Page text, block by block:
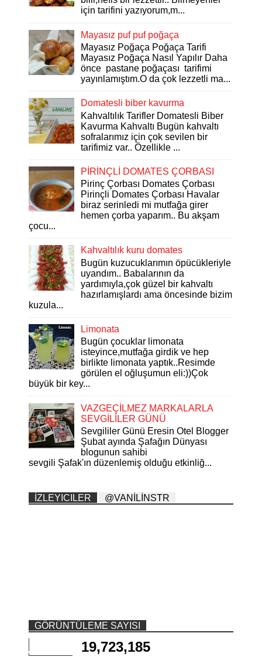
için tarifini yazıyorum,m...
Mayasız puf puf poğaça
Mayasız Poğaça Poğaça Tarifi
Mayasız Poğaça Nasıl Yapılır Daha
önce pastane poğaçası tarifimi
yayınlamıştım.O da çok lezzetli ma...
Domatesli biber kavurma
Kahvaltılık Tarifler Domatesli Biber
Kavurma Kahvaltı Bugün kahvaltı
sofralarımız için çok sevilen bir
tarifimiz var.. Özellikle ...
PİRİNÇLİ DOMATES ÇORBASI
Pirinç Çorbası Domates Çorbası
Pirinçli Domates Çorbası Havalar
biraz serinledi mi mutfağa girer
hemen çorba yaparım.. Bu akşam
çocu...
Kahvaltılık kuru domates
Bugün kuzucuklarımın öpücükleriyle
uyandım.. Babalarının da
yardımıyla,çok güzel bir kahvaltı
hazırlamışlardı ama öncesinde bizim
kuzula...
Limonata
Bugün çocuklar limonata
isteyince,mutfağa girdik ve hep
birlikte limonata yaptık..Resimde
görülen el oğluşumun eli:))Çok
büyük bir key...
VAZGEÇİLMEZ MARKALARLA
SEVGİLİLER GÜNÜ
Sevgililer Günü Eresin Otel Blogger
Şubat ayında Şafağın Dünyası
blogunun sahibi
sevgili Şafak'ın düzenlemiş olduğu etkinliğ...
İZLEYICILER @VANİLİNSTR
GÖRÜNTÜLEME SAYISI
19,723,185